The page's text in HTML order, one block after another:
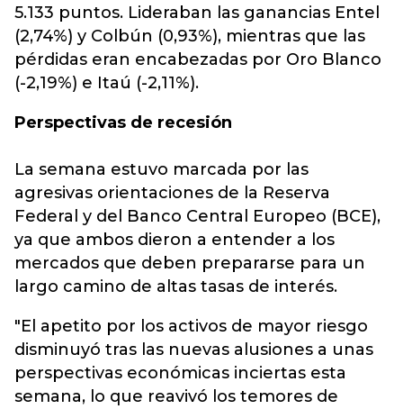
5.133 puntos. Lideraban las ganancias Entel
(2,74%) y Colbún (0,93%), mientras que las
pérdidas eran encabezadas por Oro Blanco
(-2,19%) e Itaú (-2,11%).
Perspectivas de recesión
La semana estuvo marcada por las
agresivas orientaciones de la Reserva
Federal y del Banco Central Europeo (BCE),
ya que ambos dieron a entender a los
mercados que deben prepararse para un
largo camino de altas tasas de interés.
"El apetito por los activos de mayor riesgo
disminuyó tras las nuevas alusiones a unas
perspectivas económicas inciertas esta
semana, lo que reavivó los temores de